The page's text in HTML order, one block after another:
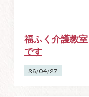
福ふく介護教
です
26/04/27